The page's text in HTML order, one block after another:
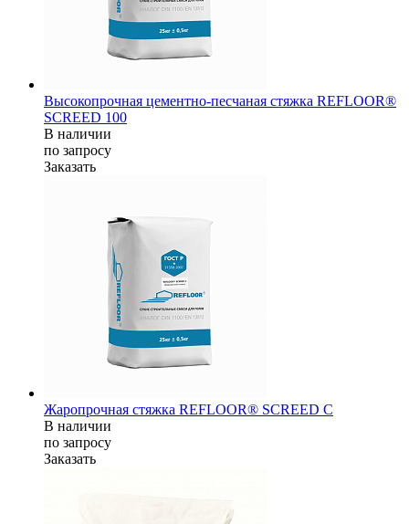
Высокопрочная цементно-песчаная стяжка REFLOOR®
SCREED 100
В наличии
по запросу
Заказать
Жаропрочная стяжка REFLOOR® SCREED C
В наличии
по запросу
Заказать